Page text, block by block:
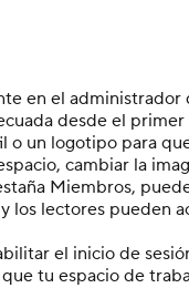
en el
desde el
un logotipo para
cambiar la
Miembros,
lectores pueden
el inicio de
tu espacio de